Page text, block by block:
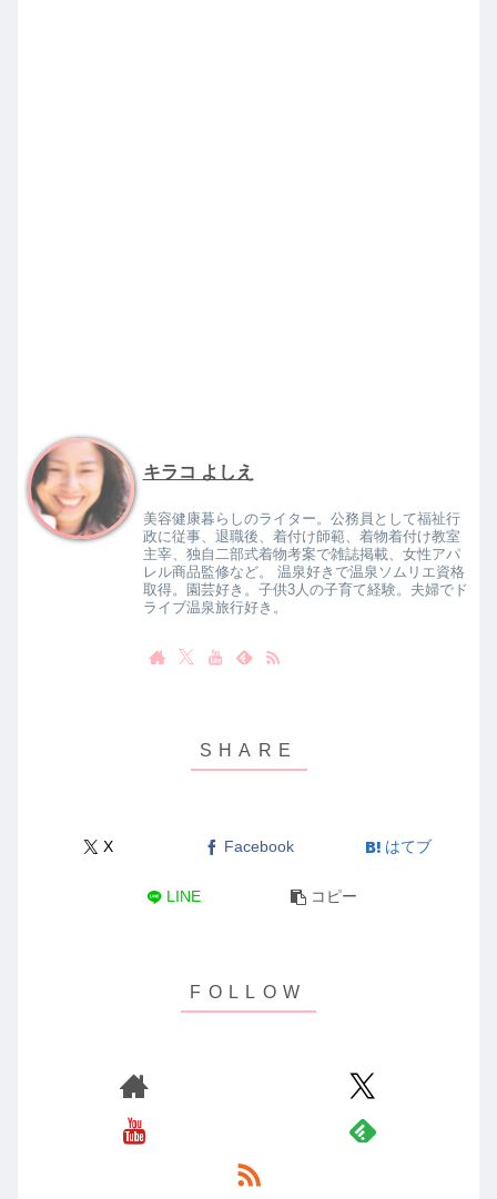
キラコ よしえ
美容健康暮らしのライター。公務員として福祉行
政に従事、退職後、着付け師範、着物着付け教室
主宰、独自二部式着物考案で雑誌掲載、女性アパ
レル商品監修など。 温泉好きで温泉ソムリエ資格
取得。園芸好き。子供3人の子育て経験。夫婦でド
ライブ温泉旅行好き。
X Facebook はてブ
LINE コピー